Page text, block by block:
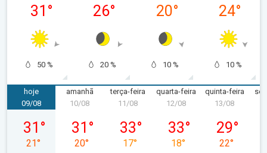
31 °
50 %
26°
20 %
20°
10 %
24°
10 %
hoje
domingo, 09/08
09/08
31 °
21°
amanhã
segunda-feira, 10/08
10/08
31 °
20°
terça-feira
terça-feira, 11/08
11/08
33°
17°
quarta-feira
quarta-feira, 12/08
12/08
33°
18°
quinta-feira
quinta-
13/08
29°
22°